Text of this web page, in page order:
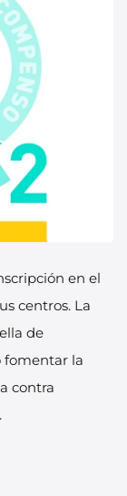
en el
centros. La
de
fomentar la
contra